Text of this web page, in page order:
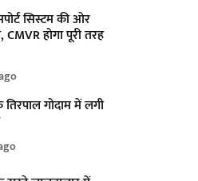
सिस्टम की ओर
CMVR होगा पूरी तरह
तिरपाल गोदाम में लगी